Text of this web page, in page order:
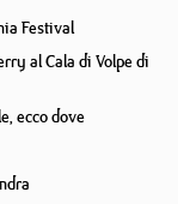
Festival
al Cala di Volpe di
ecco dove